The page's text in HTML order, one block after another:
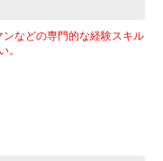
などの専門的な経験スキル
。